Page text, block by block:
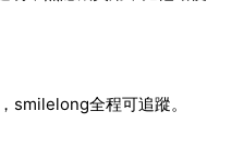
smilelong全程可追蹤。